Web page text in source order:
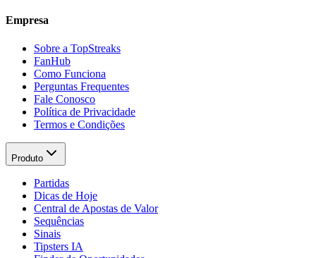
Empresa
Sobre a TopStreaks
FanHub
Como Funciona
Perguntas Frequentes
Fale Conosco
Política de Privacidade
Termos e Condições
Produto
Partidas
Dicas de Hoje
Central de Apostas de Valor
Sequências
Sinais
Tipsters IA